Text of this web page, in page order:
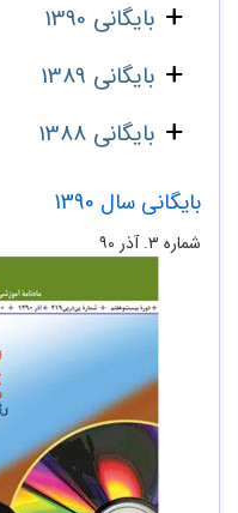
بایگانی 1390
بایگانی 1389
بایگانی 1388
بایگانی سال 1390
شماره‌ ۳. آذر ۹۰